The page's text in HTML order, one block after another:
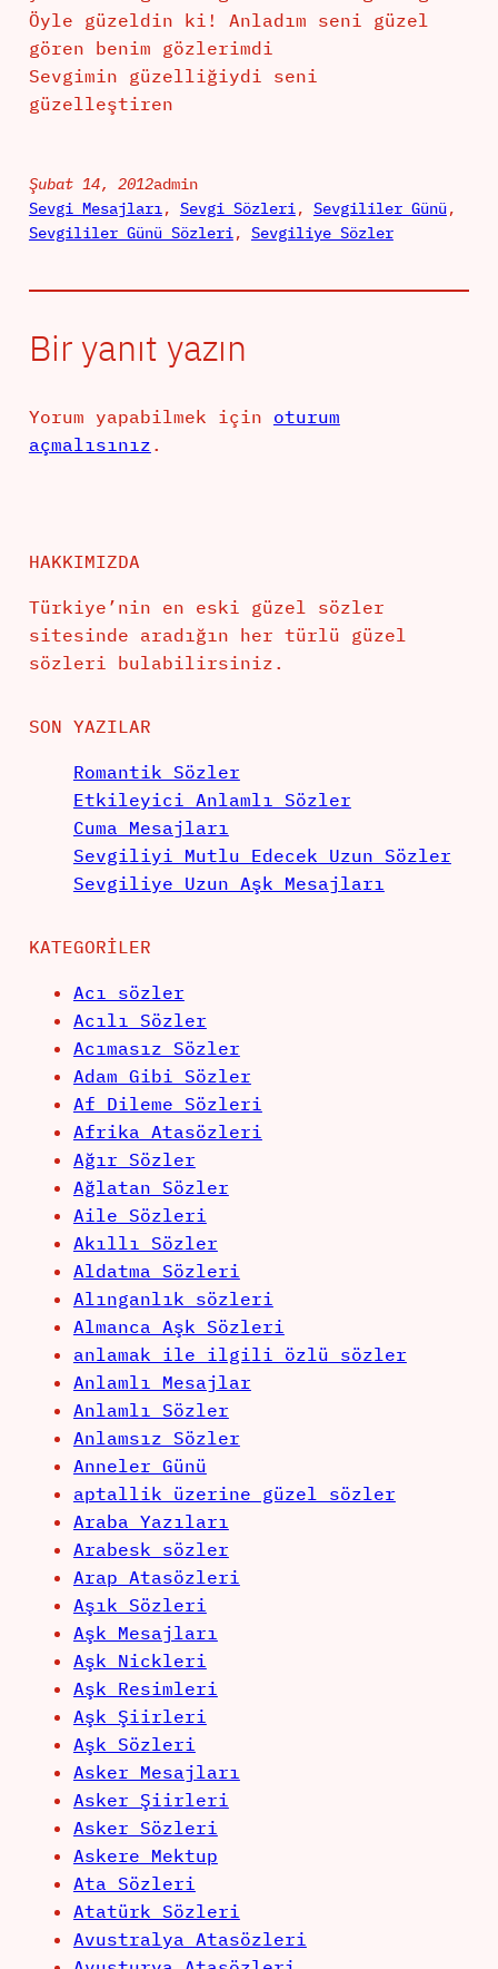
Öyle güzeldin ki! Anladım seni güzel
gören benim gözlerimdi
Sevgimin güzelliğiydi seni
güzelleştiren
Şubat 14, 2012admin
Sevgi Mesajları, Sevgi Sözleri, Sevgililer Günü
Sevgililer Günü Sözleri, Sevgiliye Sözler
Bir yanıt yazın
Yorum yapabilmek için oturum
açmalısınız .
HAKKIMIZDA
Türkiye’nin en eski güzel sözler
sitesinde aradığın her türlü güzel
sözleri bulabilirsiniz.
SON YAZILAR
Romantik Sözler
Etkileyici Anlamlı Sözler
Cuma Mesajları
Sevgiliyi Mutlu Edecek Uzun Sözler
Sevgiliye Uzun Aşk Mesajları
KATEGORILER
Acı sözler
Acılı Sözler
Acımasız Sözler
Adam Gibi Sözler
Af Dileme Sözleri
Afrika Atasözleri
Ağır Sözler
Ağlatan Sözler
Aile Sözleri
Akıllı Sözler
Aldatma Sözleri
Alınganlık sözleri
Almanca Aşk Sözleri
anlamak ile ilgili özlü sözler
Anlamlı Mesajlar
Anlamlı Sözler
Anlamsız Sözler
Anneler Günü
aptallik üzerine güzel sözler
Araba Yazıları
Arabesk sözler
Arap Atasözleri
Aşık Sözleri
Aşk Mesajları
Aşk Nickleri
Aşk Resimleri
Aşk Şiirleri
Aşk Sözleri
Asker Mesajları
Asker Şiirleri
Asker Sözleri
Askere Mektup
Ata Sözleri
Atatürk Sözleri
Avustralya Atasözleri